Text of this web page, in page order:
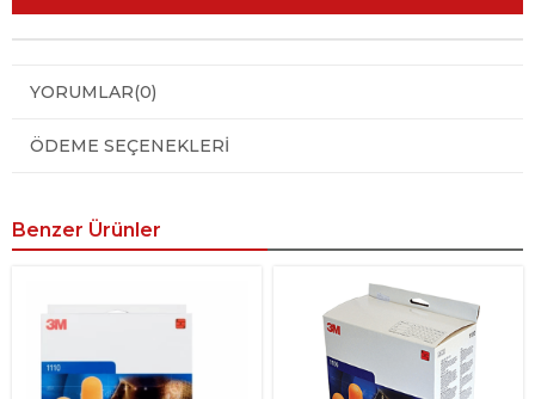
YORUMLAR(0)
ÖDEME SEÇENEKLERI
Benzer Ürünler